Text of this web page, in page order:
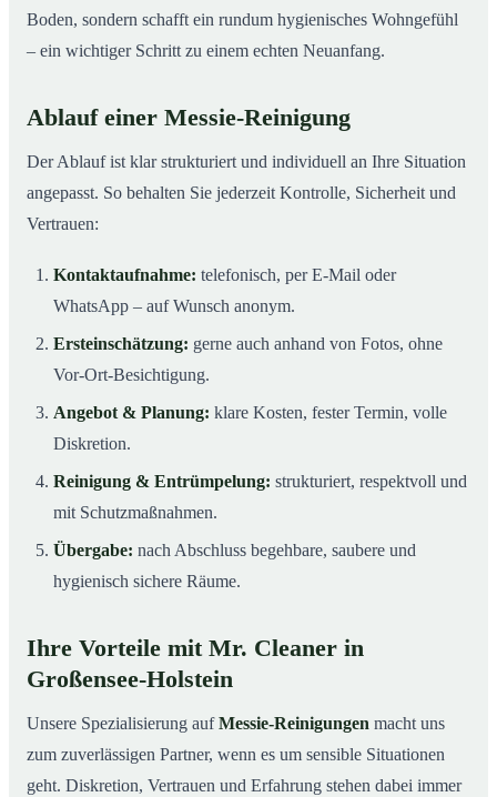
Boden, sondern schafft ein rundum hygienisches Wohngefühl
– ein wichtiger Schritt zu einem echten Neuanfang.
Ablauf einer Messie-Reinigung
Der Ablauf ist klar strukturiert und individuell an Ihre Situation
angepasst. So behalten Sie jederzeit Kontrolle, Sicherheit und
Vertrauen:
Kontaktaufnahme: telefonisch, per E-Mail oder
WhatsApp – auf Wunsch anonym.
Ersteinschätzung: gerne auch anhand von Fotos, ohne
Vor-Ort-Besichtigung.
Angebot & Planung: klare Kosten, fester Termin, volle
Diskretion.
Reinigung & Entrümpelung: strukturiert, respektvoll und
mit Schutzmaßnahmen.
Übergabe: nach Abschluss begehbare, saubere und
hygienisch sichere Räume.
Ihre Vorteile mit Mr. Cleaner in
Großensee-Holstein
Unsere Spezialisierung aufMessie-Reinigungen macht uns
zum zuverlässigen Partner, wenn es um sensible Situationen
geht. Diskretion, Vertrauen und Erfahrung stehen dabei immer